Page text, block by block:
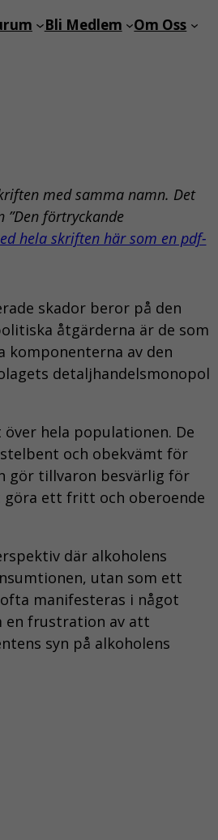
Bli Medlem Om Oss
med samma namn. Det
förtryckande
hela skriften här som en pdf-
skador beror på den
åtgärderna är de som
komponenterna av den
detaljhandelsmonopol
hela populationen. De
och obekvämt för
gör tillvaron besvärlig för
göra ett fritt och oberoende
där alkoholens
utan som ett
manifesteras i något
en frustration av att
syn på alkoholens